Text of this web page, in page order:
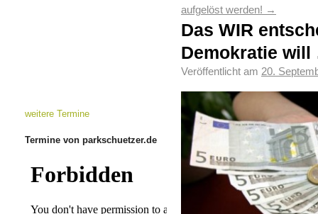
aufgelöst werden! →
Das WIR
Demokratie
Veröffentlicht am 20.
weitere Termine
Termine von parkschuetzer.de